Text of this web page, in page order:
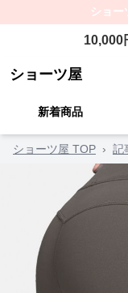
ショー
10,000
ショーツ屋
新着商品
ショーツ屋 TOP › 記